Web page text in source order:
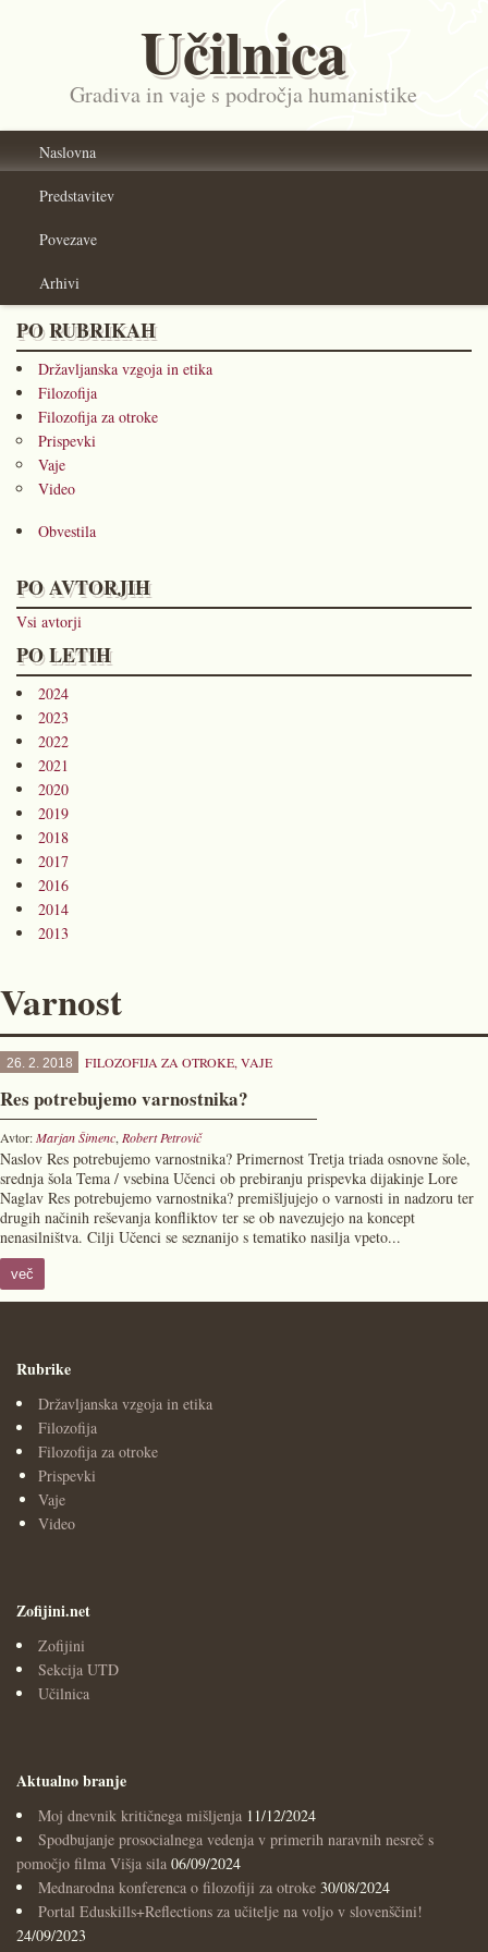
Učilnica
Gradiva in vaje s področja humanistike
Naslovna
Predstavitev
Povezave
Arhivi
PO RUBRIKAH
Državljanska vzgoja in etika
Filozofija
Filozofija za otroke
Prispevki
Vaje
Video
Obvestila
PO AVTORJIH
Vsi avtorji
PO LETIH
2024
2023
2022
2021
2020
2019
2018
2017
2016
2014
2013
Varnost
26. 2. 2018 FILOZOFIJA ZA OTROKE, VAJE
Res potrebujemo varnostnika?
Avtor:Marjan Šimenc, Robert Petrovič
Naslov Res potrebujemo varnostnika? Primernost Tretja triada osnovne šole,
srednja šola Tema / vsebina Učenci ob prebiranju prispevka dijakinje Lore
Naglav Res potrebujemo varnostnika? premišljujejo o varnosti in nadzoru ter
drugih načinih reševanja konfliktov ter se ob navezujejo na koncept
nenasilništva. Cilji Učenci se seznanijo s tematiko nasilja vpeto...
več
Rubrike
Državljanska vzgoja in etika
Filozofija
Filozofija za otroke
Prispevki
Vaje
Video
Zofijini.net
Zofijini
Sekcija UTD
Učilnica
Aktualno branje
Moj dnevnik kritičnega mišljenja 11/12/2024
Spodbujanje prosocialnega vedenja v primerih naravnih nesreč s
pomočjo filma Višja sila 06/09/2024
Mednarodna konferenca o filozofiji za otroke 30/08/2024
Portal Eduskills+Reflections za učitelje na voljo v slovenščini!
24/09/2023